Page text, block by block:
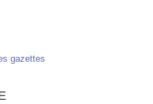
gazettes